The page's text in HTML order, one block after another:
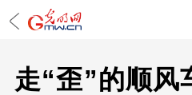
走“歪”的顺风